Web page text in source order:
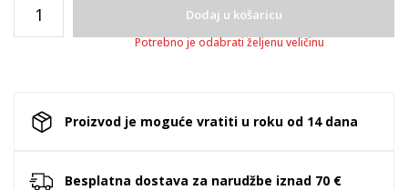
Dodaj u košaricu
Potrebno je odabrati željenu veličinu
Proizvod je moguće vratiti u roku od 14 dana
Besplatna dostava za narudžbe iznad 70 €